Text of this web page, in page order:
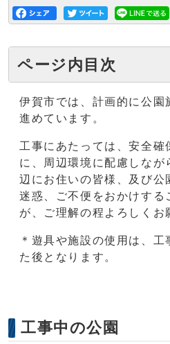
ページ内目次
伊賀市では、計画的に公園
進めています。
工事にあたっては、安全確
に、周辺環境に配慮しなが
辺にお住いの皆様、及び公
迷惑、ご不便をおかけする
が、ご理解の程よろしくお
＊遊具や施設の使用は、工
た後となります。
工事中の公園